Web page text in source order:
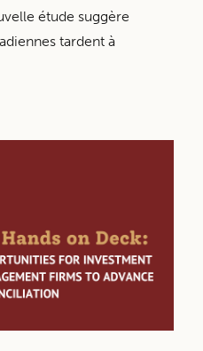
étude suggère
tardent à